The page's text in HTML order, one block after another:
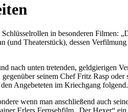
in besonderen Filmen:
(und Theaterstück), dessen
nach unten tretenden, geldgierigen
seinem Chef Fritz Rasp
Angebeteten im Kriechgang folgend.
wenn man anschließend auch
Erlers Fernsehfilm „Der Hexer“